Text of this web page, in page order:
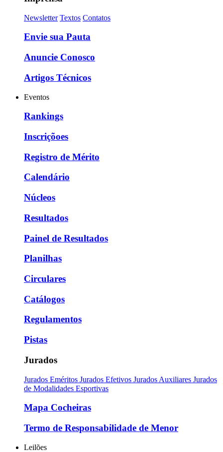
Newsletter Textos Contatos
Envie sua Pauta
Anuncie Conosco
Artigos Técnicos
Eventos
Rankings
Inscriçõoes
Registro de Mérito
Calendário
Núcleos
Resultados
Painel de Resultados
Planilhas
Circulares
Catálogos
Regulamentos
Pistas
Jurados
Jurados Eméritos Jurados Efetivos Jurados Auxiliares Jurados
de Modalidades Esportivas
Mapa Cocheiras
Termo de Responsabilidade de Menor
Leilões